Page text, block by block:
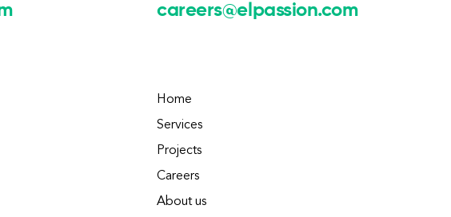
careers@elpassion.com
Home
Services
Projects
Careers
About us